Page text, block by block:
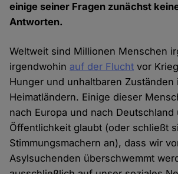
einige seiner Fragen zunächst
Antworten.
Weltweit sind Millionen Menschen
irgendwohin auf der Flucht vor
Hunger und unhaltbaren Zuständen
Heimatländern. Einige dieser
nach Europa und nach
Öffentlichkeit glaubt (oder schließt
Stimmungsmachern an), dass wir
Asylsuchenden überschwemmt